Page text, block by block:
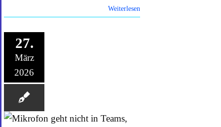
Weiterlesen
27.
März
2026